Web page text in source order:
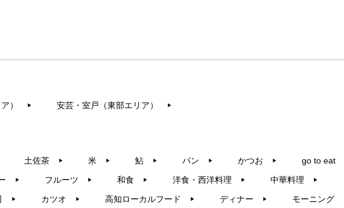
） ▶︎ 安芸・室戸（東部エリア） ▶︎
土佐茶 ▶︎ 米 ▶︎ 鮎 ▶︎ パン ▶︎ かつお ▶︎ go to eat
▶︎ フルーツ ▶︎ 和食 ▶︎ 洋食・西洋料理 ▶︎ 中華料理 ▶︎
▶︎ カツオ ▶︎ 高知ローカルフード ▶︎ ディナー ▶︎ モーニング